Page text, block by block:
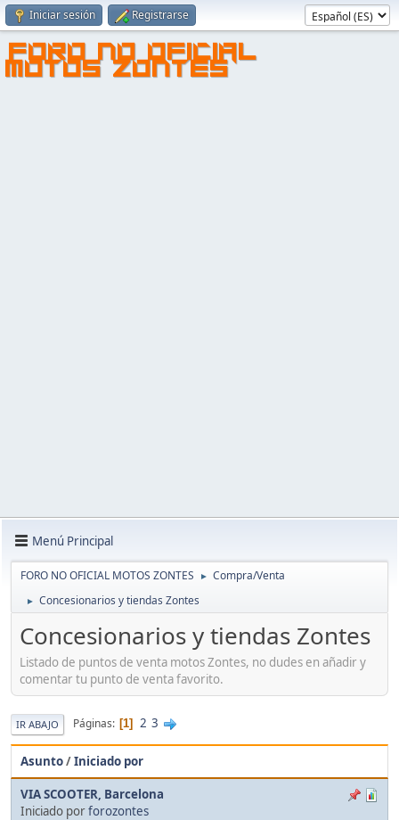
Iniciar sesión Registrarse
FORO NO OFICIAL
MOTOS ZONTES
Menú Principal
FORO NO OFICIAL MOTOS ZONTES ► Compra/Venta
► Concesionarios y tiendas Zontes
Concesionarios y tiendas Zontes
Listado de puntos de venta motos Zontes, no dudes en añadir y
comentar tu punto de venta favorito.
IR ABAJO Páginas 1 2 3
Asunto/Iniciado por
VIA SCOOTER, Barcelona
Iniciado porforozontes